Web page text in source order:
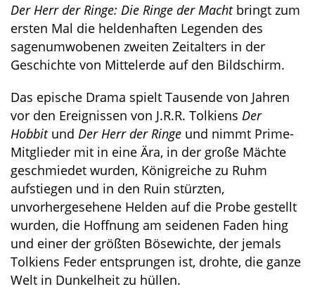
Der Herr der Ringe: Die Ringe der Macht bringt zum
ersten Mal die heldenhaften Legenden des
sagenumwobenen zweiten Zeitalters in der
Geschichte von Mittelerde auf den Bildschirm.
Das epische Drama spielt Tausende von Jahren
vor den Ereignissen von J.R.R. Tolkiens Der
Hobbit und Der Herr der Ringe und nimmt Prime-
Mitglieder mit in eine Ära, in der große Mächte
geschmiedet wurden, Königreiche zu Ruhm
aufstiegen und in den Ruin stürzten,
unvorhergesehene Helden auf die Probe gestellt
wurden, die Hoffnung am seidenen Faden hing
und einer der größten Bösewichte, der jemals
Tolkiens Feder entsprungen ist, drohte, die ganze
Welt in Dunkelheit zu hüllen.